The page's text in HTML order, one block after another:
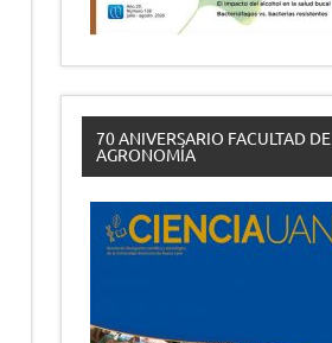
70 ANIVERSARIO FACULTAD DE
AGRONOMÍA